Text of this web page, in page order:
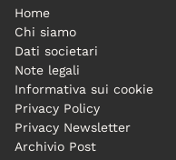
Home
Chi siamo
Dati societari
Note legali
Informativa sui cookie
Privacy Policy
Privacy Newsletter
Archivio Post